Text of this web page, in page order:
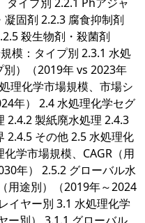
固剤 2.2.3 腐食抑制剤
殺生物剤・殺菌剤
模：タイプ別 2.3.1 水処
別）（2019年 vs 2023年
理化学市場規模、市場シ
年） 2.4 水処理化学セグ
2.4.2 製紙廃水処理 2.4.3
2.4.5 その他 2.5 水処理化
学市場規模、CAGR（用
年） 2.5.2 グローバル水
用途別）（2019年～2024
イヤー別 3.1 水処理化学